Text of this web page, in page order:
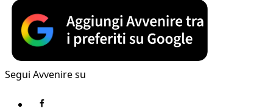
Segui Avvenire su